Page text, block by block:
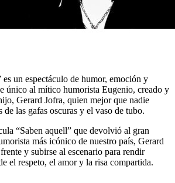
un espectáculo de humor, emoción y
único al mítico humorista Eugenio, creado y
Gerard Jofra, quien mejor que nadie
las gafas oscuras y el vaso de tubo.
“Saben aquell” que devolvió al gran
más icónico de nuestro país, Gerard
y subirse al escenario para rendir
el respeto, el amor y la risa compartida.